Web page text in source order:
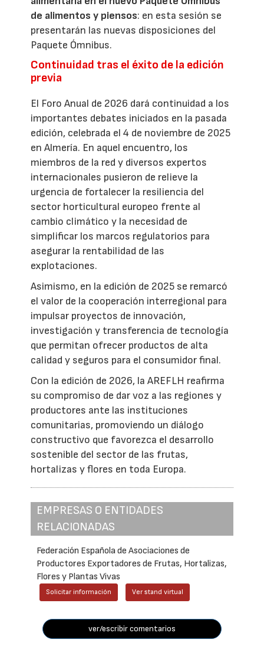
de alimentos y piensos: en esta sesión se
presentarán las nuevas disposiciones del
Paquete Ómnibus.
Continuidad tras el éxito de la edición
previa
El Foro Anual de 2026 dará continuidad a los
importantes debates iniciados en la pasada
edición, celebrada el 4 de noviembre de 2025
en Almería. En aquel encuentro, los
miembros de la red y diversos expertos
internacionales pusieron de relieve la
urgencia de fortalecer la resiliencia del
sector horticultural europeo frente al
cambio climático y la necesidad de
simplificar los marcos regulatorios para
asegurar la rentabilidad de las
explotaciones.
Asimismo, en la edición de 2025 se remarcó
el valor de la cooperación interregional para
impulsar proyectos de innovación,
investigación y transferencia de tecnología
que permitan ofrecer productos de alta
calidad y seguros para el consumidor final.
Con la edición de 2026, la AREFLH reafirma
su compromiso de dar voz a las regiones y
productores ante las instituciones
comunitarias, promoviendo un diálogo
constructivo que favorezca el desarrollo
sostenible del sector de las frutas,
hortalizas y flores en toda Europa.
EMPRESAS O ENTIDADES
RELACIONADAS
Federación Española de Asociaciones de
Productores Exportadores de Frutas, Hortalizas,
Flores y Plantas Vivas
Solicitar información Ver stand virtual
ver/escribir comentarios